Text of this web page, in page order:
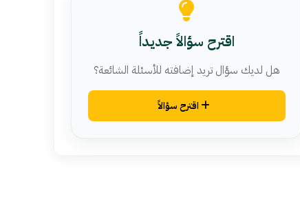
اقترح سؤالاً جديداً
هل لديك سؤال تريد إضافته للأسئلة الشائعة؟
اقترح سؤالاً